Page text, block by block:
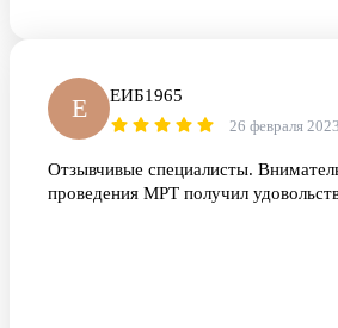
Е ЕИБ1965
26 февраля 2023
Отзывчивые специалисты.
проведения МРТ получил